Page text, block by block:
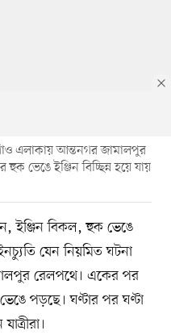
এলাকায় আন্তনগর জামালপুর
ভেঙে ইঞ্জিন বিচ্ছিন্ন হয়ে যায়
ইঞ্জিন বিকল, হুক ভেঙে
যেন নিয়মিত ঘটনা
রেলপথে। একের পর
পড়ছে। ঘণ্টার পর ঘণ্টা